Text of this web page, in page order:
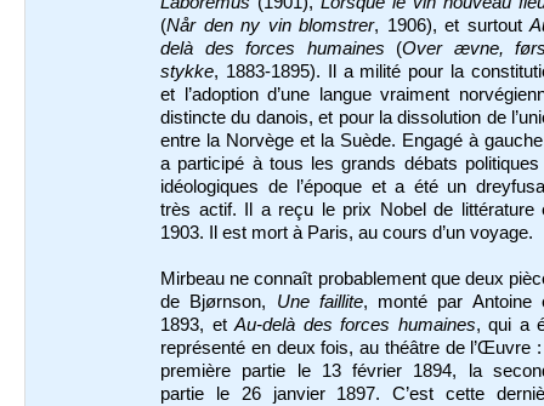
(Når den ny vin blomstrer, 1906), et surtout
delà des forces humaines (Over ævne,
stykke, 1883-1895). Il a milité pour la
et l’adoption d’une langue vraiment
distincte du danois, et pour la dissolution de
entre la Norvège et la Suède. Engagé à
a participé à tous les grands débats politiques
idéologiques de l’époque et a été un
très actif. Il a reçu le prix Nobel de littérature
1903. Il est mort à Paris, au cours d’un voyage.
Mirbeau ne connaît probablement que deux
de Bjørnson, Une faillite, monté par Antoine
1893, etAu-delà des forces humaines, qui a
représenté en deux fois, au théâtre de l’Œuvre
première partie le 13 février 1894, la
partie le 26 janvier 1897. C’est cette